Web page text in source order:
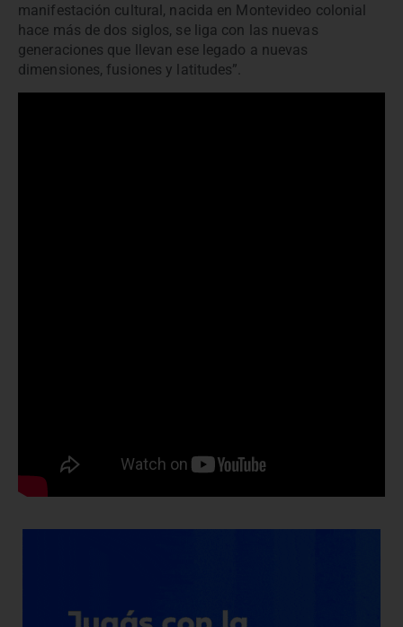
manifestación cultural, nacida en Montevideo colonial
hace más de dos siglos, se liga con las nuevas
generaciones que llevan ese legado a nuevas
dimensiones, fusiones y latitudes”.